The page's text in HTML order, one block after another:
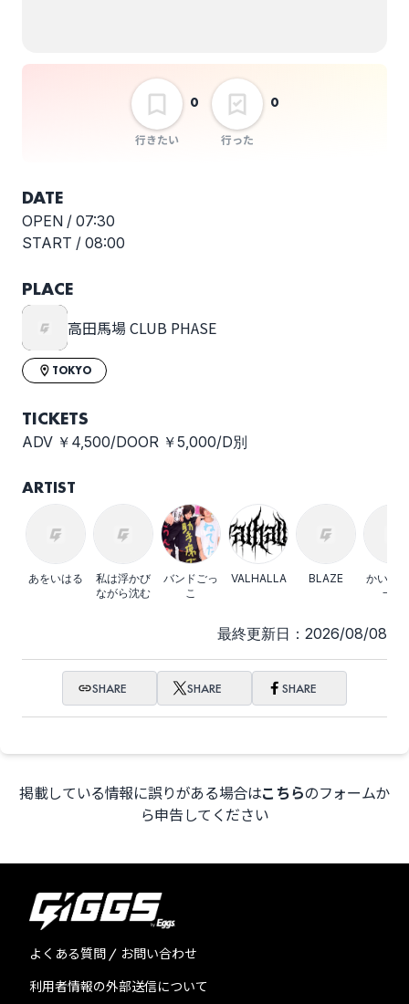
行きたい
0
行った
0
DATE
OPEN / 07:30
START / 08:00
PLACE
高田馬場 CLUB PHASE
TOKYO
TICKETS
ADV ￥4,500/DOOR ￥5,000/D別
ARTIST
あをいはる
私は浮かび
ながら沈む
バンドごっ
こ
VALHALLA BLAZE
かいし
一撃
最終更新日：2026/08/08
SHARE SHARE SHARE
掲載している情報に誤りがある場合はこちらのフォームか
ら申告してください
よくある質問 / お問い合わせ
利用者情報の外部送信について